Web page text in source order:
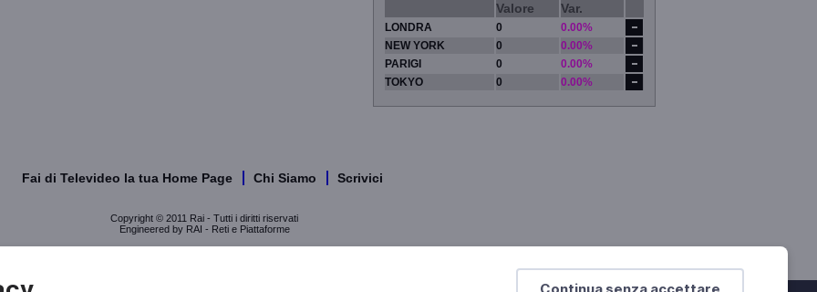
Continua senza accettare
Valore Var.
LONDRA 0
0.00%
NEW YORK
0
0.00%
PARIGI
0
0.00%
TOKYO
0 0.00%
Fai di Televideo la tua Home Page Chi Siamo Scrivici
Copyright © 2011 Rai - Tutti i diritti riservati
Engineered by RAI - Reti e Piattaforme